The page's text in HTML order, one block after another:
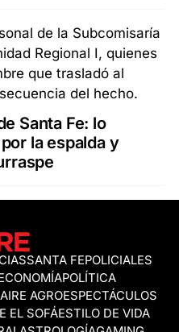
Santa Fe: lo
la espalda y
SANTA FEPOLICIALES
POLÍTICA
AIRE AGROESPECTÁCULOS
EL SOFÁESTILO DE VIDA